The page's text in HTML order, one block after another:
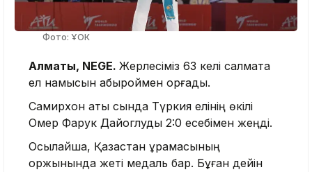
Фото: ҰОК
Алматы, NEGE. Жерлесіміз 63 келі салмақта
ел намысын абыроймен қорғады.
Самирхон ақтық сында Түркия елінің өкілі
Омер Фарук Дайоглуды 2:0 есебімен жеңді.
Осылайша, Қазақстан құрамасының
қоржынында жеті медаль бар. Бұған дейін